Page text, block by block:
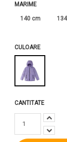
MARIME
140 cm
CULOARE
CANTITATE